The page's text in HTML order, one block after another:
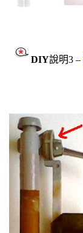
DIY說明3 –